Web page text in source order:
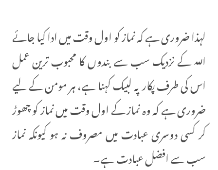
لہذا ضروری ہے کہ نماز کو اول وقت میں ادا کیا جائے
اللہ کے نزدیک سب سے بندوں کا محبوب ترین عمل
اس کی طرف پکار پہ لبیک کہنا ہے، ہر مومن کے لیے
ضروری ہے کہ وہ نماز کے اول وقت میں نماز کو چھوڑ
کر کسی دوسری عبادت میں مصروف نہ ہو کیونکہ نماز
سب سے افضل عبادت ہے۔